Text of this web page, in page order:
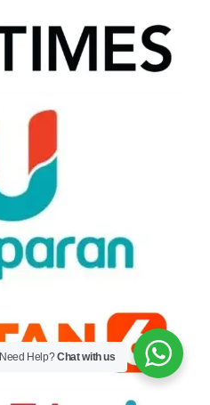
Need Help?Chat with us